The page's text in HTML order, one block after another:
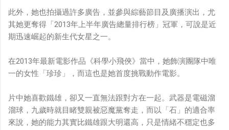
此外，她也拍攝過許多廣告，並參與綜藝節目及廣播演出，尤
其她更奪得「2013年上半年廣告總量排行榜」冠軍，可說是近
期迅速崛起的新生代女星之一。
在2013年最新電影作品《科學小飛俠》當中，她飾演團隊中唯
一的女性「珍珍」，而這也是她首度挑戰動作電影。
片中她喜歡鐵雄，卻又一直無法跟對方在一起。武器是電磁溜
溜球，九歲時就目睹雙親被惡魔黨奪走，而以「石」的適合率
來說，她的能力其實比鐵雄跟大明還高，只是情緒不穩定也多